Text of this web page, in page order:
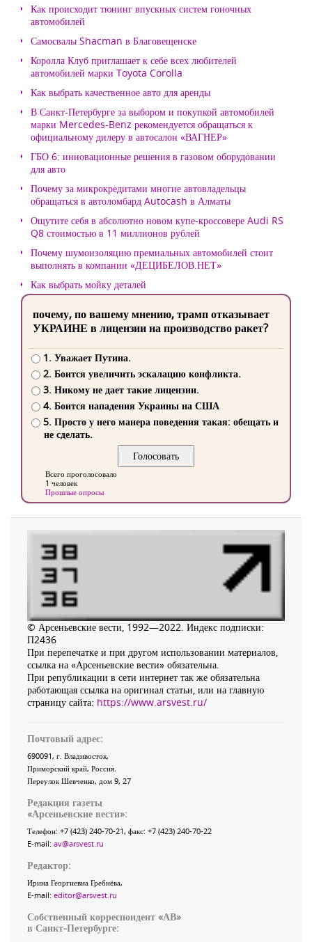
Как происходит тюнинг впускных систем гоночных
автомобилей
Самосвалы Shacman в Благовещенске
Королла Клуб приглашает к себе всех любителей
автомобилей марки Toyota Corolla
Как выбрать качественное авто для аренды
В Санкт-Петербурге за выбором и покупкой автомобилей
марки Mercedes-Benz рекомендуется обращаться к
официальному дилеру в автосалон «ВАГНЕР»
ГБО 6: инновационные решения в газовом оборудовании
для авто
Почему за микрокредитами многие автовладельцы
обращаться в автоломбард Autocash в Алматы
Ощутите себя в абсолютно новом купе-кроссовере Audi RS
Q8 стоимостью в 11 миллионов рублей
Почему шумоизоляцию премиальных автомобилей стоит
выполнять в компании «ДЕЦИБЕЛОВ.НЕТ»
Как выбрать мойку деталей
почему, по вашему мнению, трамп отказывает
УКРАИНЕ в лицензии на производство ракет?
1. Уважает Путина.
2. Боится увеличить эскалацию конфликта.
3. Никому не дает такие лицензии.
4. Боится нападения Украины на США
5. Просто у него манера поведения такая: обещать и
не сделать.
Всего проголосовало
1 человек
Прошлые опросы
© Арсеньевские вести, 1992—2022. Индекс подписки:
П2436
При перепечатке и при другом использовании материалов,
ссылка на «Арсеньевские вести» обязательна.
При републикации в сети интернет так же обязательна
работающая ссылка на оригинал статьи, или на главную
страницу сайта: https://www.arsvest.ru/
Почтовый адрес:
690091, г. Владивосток,
Приморский край, Россия
Переулок Шевченко, дом 9, 27
Редакция газеты
«Арсеньевские вести»:
Телефон: +7 (423) 240-70-21, факс: +7 (423) 240-70-22
E-mail: av@arsvest.ru
Редактор:
Ирина Георгиевна Гребнёва,
E-mail: editor@arsvest.ru
Собственный корреспондент «АВ»
в Санкт-Петербурге: